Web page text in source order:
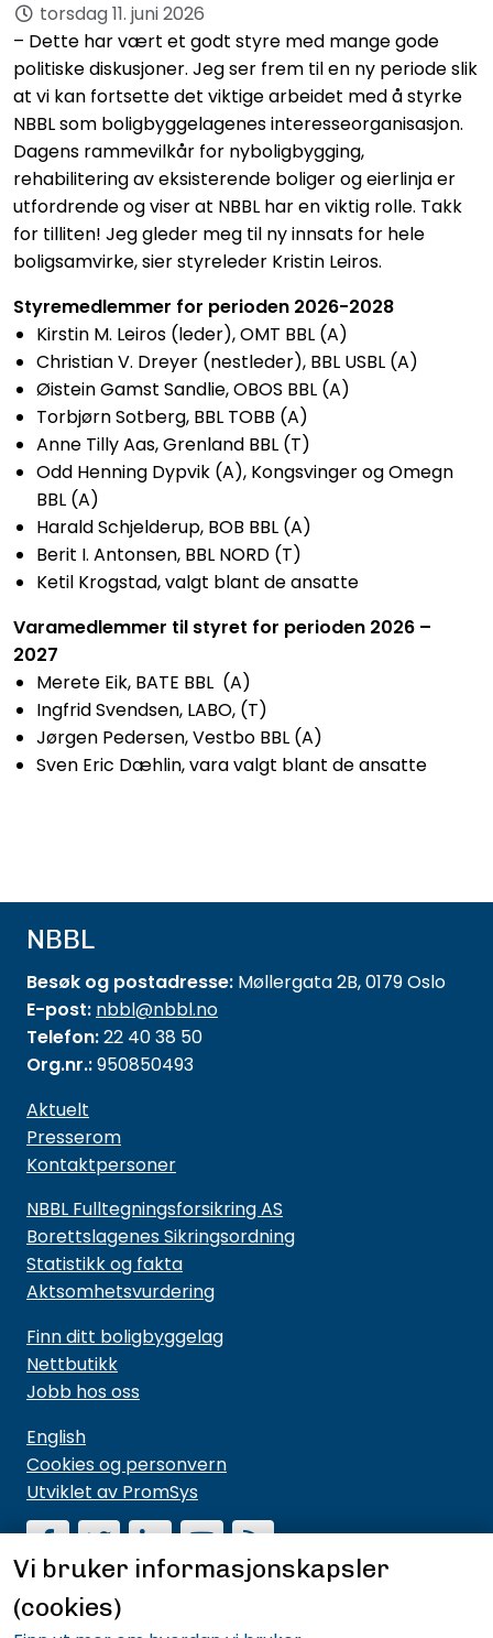
torsdag 11. juni 2026
– Dette har vært et godt styre med mange gode
politiske diskusjoner. Jeg ser frem til en ny periode slik
at vi kan fortsette det viktige arbeidet med å styrke
NBBL som boligbyggelagenes interesseorganisasjon.
Dagens rammevilkår for nyboligbygging,
rehabilitering av eksisterende boliger og eierlinja er
utfordrende og viser at NBBL har en viktig rolle. Takk
for tilliten! Jeg gleder meg til ny innsats for hele
boligsamvirke, sier styreleder Kristin Leiros.
Styremedlemmer for perioden 2026-2028
Kirstin M. Leiros (leder), OMT BBL (A)
Christian V. Dreyer (nestleder), BBL USBL (A)
Øistein Gamst Sandlie, OBOS BBL (A)
Torbjørn Sotberg, BBL TOBB (A)
Anne Tilly Aas, Grenland BBL (T)
Odd Henning Dypvik (A), Kongsvinger og Omegn
BBL (A)
Harald Schjelderup, BOB BBL (A)
Berit I. Antonsen, BBL NORD (T)
Ketil Krogstad, valgt blant de ansatte
Varamedlemmer til styret for perioden 2026 –
2027
Merete Eik, BATE BBL (A)
Ingfrid Svendsen, LABO, (T)
Jørgen Pedersen, Vestbo BBL (A)
Sven Eric Dæhlin, vara valgt blant de ansatte
NBBL
Besøk og postadresse: Møllergata 2B, 0179 Oslo
E-post: nbbl@nbbl.no
Telefon:22 40 38 50
Org.nr.:950850493
Aktuelt
Presserom
Kontaktpersoner
NBBL Fulltegningsforsikring AS
Borettslagenes Sikringsordning
Statistikk og fakta
Aktsomhetsvurdering
Finn ditt boligbyggelag
Nettbutikk
Jobb hos oss
English
Cookies og personvern
Utviklet av PromSys
Motta nyhetsbrev fra NBBL
Vi bruker informasjonskapsler
(cookies)